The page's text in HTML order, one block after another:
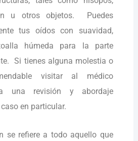
u otros objetos. Puedes
tus oídos con suavidad,
húmeda para la parte
Si tienes alguna molestia o
visitar al médico
una revisión y abordaje
en particular.
se refiere a todo aquello que